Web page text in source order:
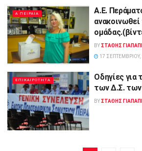
Α ΠΕΙΡΑΙΑ
Α.Ε.
BY ΣΤΑΘΗΣ
17 ΣΕΠΤΕΜΒΡΊΟΥ,
ΕΠΙΚΑΙΡΟΤΗΤΑ
Οδηγίες για
των Δ.Σ.
BY ΣΤΑΘΗΣ